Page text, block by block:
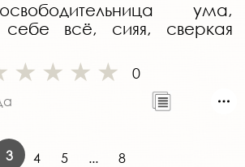
ума,
всё, сияя, сверкая
0
3 4 5 ... 8